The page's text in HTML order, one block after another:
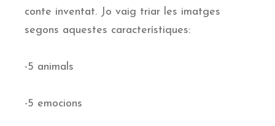
conte inventat. Jo vaig triar les imatges
segons aquestes característiques:
-5 animals
-5 emocions